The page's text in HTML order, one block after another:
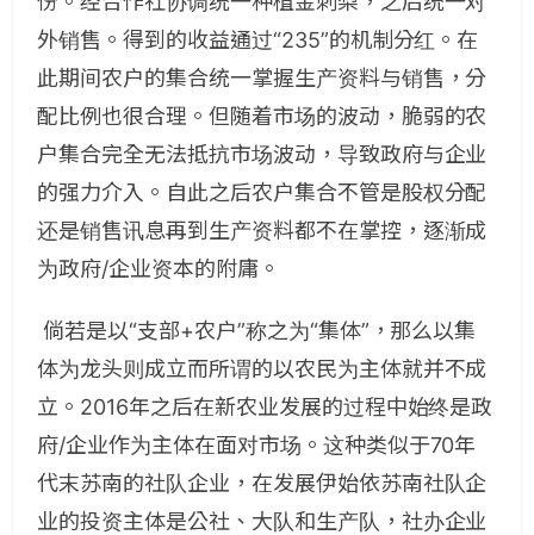
外销售。得到的收益通过“235”的机制分红。在
此期间农户的集合统一掌握生产资料与销售，分
配比例也很合理。但随着市场的波动，脆弱的农
户集合完全无法抵抗市场波动，导致政府与企业
的强力介入。自此之后农户集合不管是股权分配
还是销售讯息再到生产资料都不在掌控，逐渐成
为政府/企业资本的附庸。
倘若是以“支部+农户”称之为“集体”，那么以集
体为龙头则成立而所谓的以农民为主体就并不成
立。2016年之后在新农业发展的过程中始终是政
府/企业作为主体在面对市场。这种类似于70年
代末苏南的社队企业，在发展伊始依苏南社队企
业的投资主体是公社、大队和生产队，社办企业